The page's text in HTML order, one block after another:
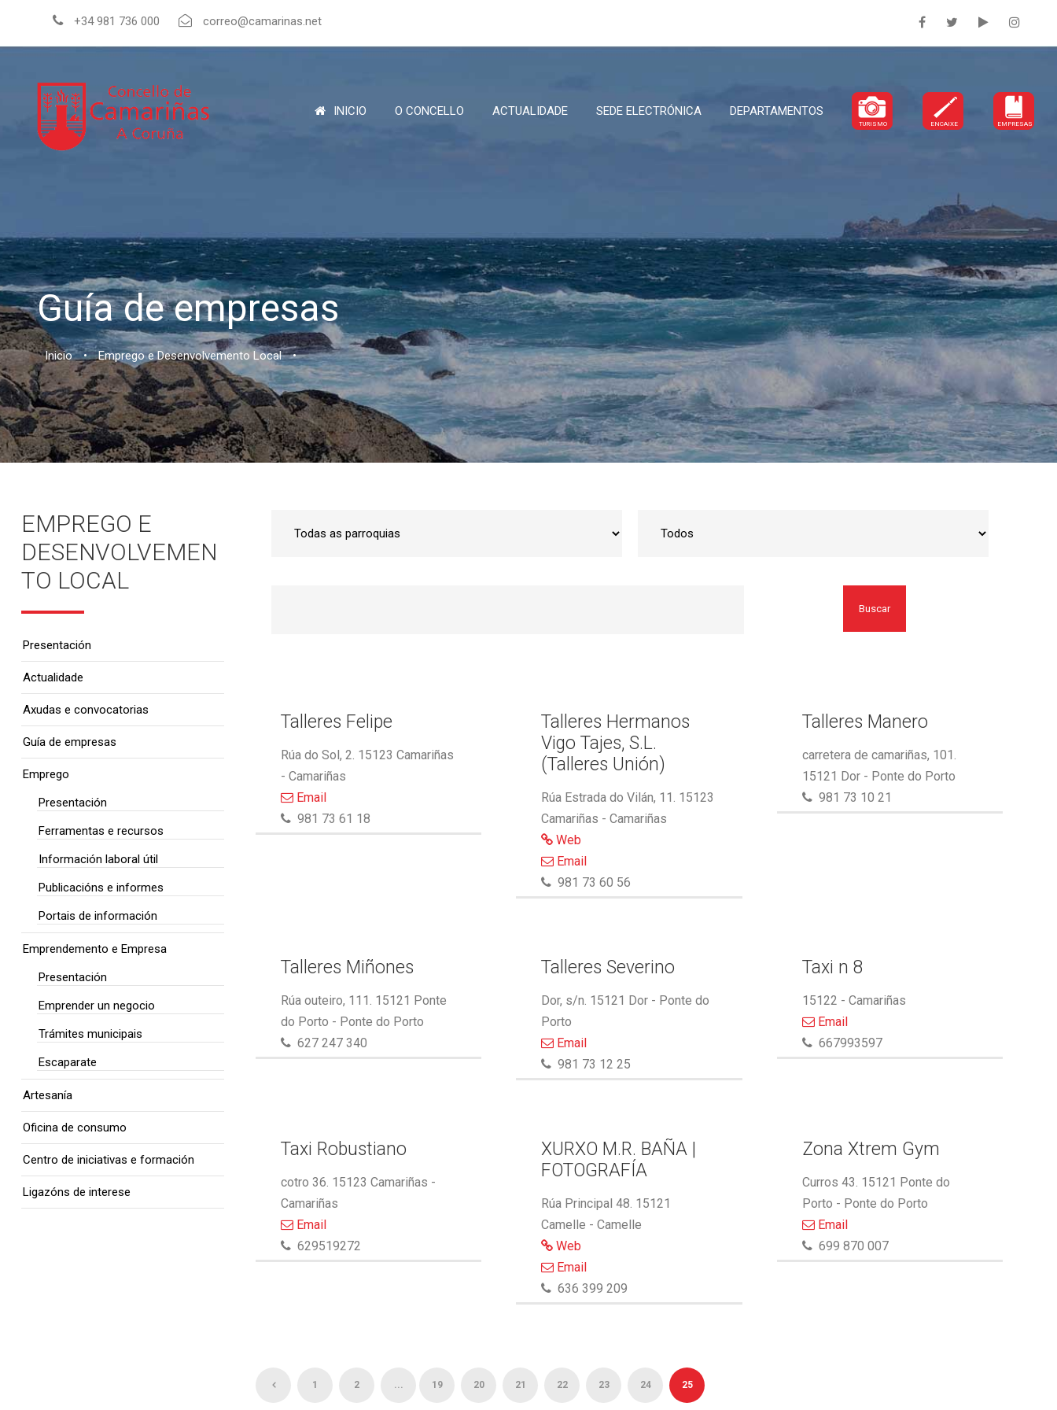
+34 981 736 000 correo@camarinas.net
INICIO O CONCELLO ACTUALIDADE SEDE ELECTRÓNICA DEPARTAMENTOS
TURISMO ENCAIXE EMPRESAS
Guía de empresas
Inicio • Emprego e Desenvolvemento Local •
Buscar
Talleres Felipe
Rúa do Sol, 2. 15123 Camariñas
- Camariñas
Email
981 73 61 18
Talleres Hermanos
Vigo Tajes, S.L.
(Talleres Unión)
Rúa Estrada do Vilán, 11. 15123
Camariñas - Camariñas
Web
Email
981 73 60 56
Talleres Manero
carretera de camariñas, 101.
15121 Dor - Ponte do Porto
981 73 10 21
Talleres Miñones
Rúa outeiro, 111. 15121 Ponte
do Porto - Ponte do Porto
627 247 340
Talleres Severino
Dor, s/n. 15121 Dor - Ponte do
Porto
Email
981 73 12 25
Taxi n 8
15122 - Camariñas
Email
667993597
Taxi Robustiano
cotro 36. 15123 Camariñas -
Camariñas
Email
629519272
XURXO M.R. BAÑA |
FOTOGRAFÍA
Rúa Principal 48. 15121
Camelle - Camelle
Web
Email
636 399 209
Zona Xtrem Gym
Curros 43. 15121 Ponte do
Porto - Ponte do Porto
Email
699 870 007
1 2 ... 19 20 21 22 23 24 25
EMPREGO E
DESENVOLVEMEN
TO LOCAL
Presentación
Actualidade
Axudas e convocatorias
Guía de empresas
Emprego
Presentación
Ferramentas e recursos
Información laboral útil
Publicacións e informes
Portais de información
Emprendemento e Empresa
Presentación
Emprender un negocio
Trámites municipais
Escaparate
Artesanía
Oficina de consumo
Centro de iniciativas e formación
Ligazóns de interese